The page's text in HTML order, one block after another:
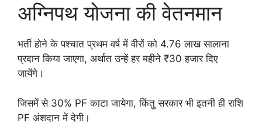
अग्निपथ योजना की वेतनमान
भर्ती होने के पश्चात प्रथम वर्ष में वीरों को 4.76 लाख सालाना
प्रदान किया जाएगा, अर्थात उन्हें हर महीने ₹30 हजार दिए
जायेंगे।
जिसमें से 30% PF काटा जायेगा, किंतु सरकार भी इतनी ही राशि
PF अंशदान में देगी।